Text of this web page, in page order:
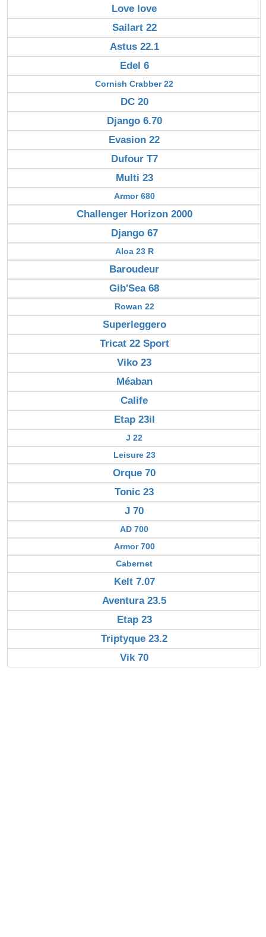
Love love
Sailart 22
Astus 22.1
Edel 6
Cornish Crabber 22
DC 20
Django 6.70
Evasion 22
Dufour T7
Multi 23
Armor 680
Challenger Horizon 2000
Django 67
Aloa 23 R
Baroudeur
Gib'Sea 68
Rowan 22
Superleggero
Tricat 22 Sport
Viko 23
Méaban
Calife
Etap 23il
J 22
Leisure 23
Orque 70
Tonic 23
J 70
AD 700
Armor 700
Cabernet
Kelt 7.07
Aventura 23.5
Etap 23
Triptyque 23.2
Vik 70